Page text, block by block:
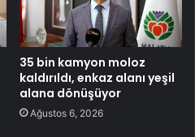
35 bin kamyon moloz
kaldırıldı, enkaz alanı yeşil
alana dönüşüyor
Ağustos 6, 2026